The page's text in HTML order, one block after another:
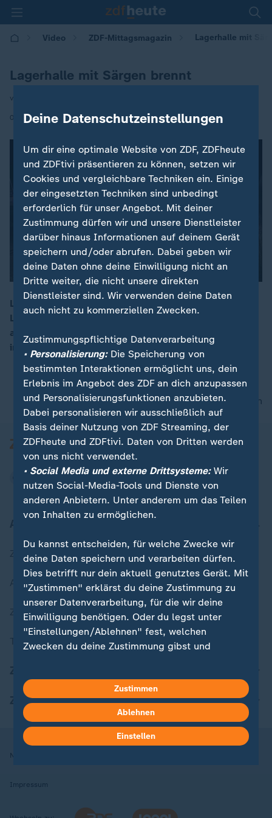
Video ZDF-Mittagsmagazin Lagerhalle mit
Lagerhalle mit Särgen brennt
von Jasmin Astaki-Bardeh
01.07.2026 | 12:00
Lichtenfels, Oberfranken: In der Nacht ist eine
Lagerhalle mit Särgen und Trauerbedarf völlig
ausgebrannt. 250 Einsatzkräfte und Löschroboter sind
im Einsatz – Der Schaden geht in die Millionen.
nach oben
Zuletzt veröffentlicht
Aktuelle Sendungs-Videos
ZDFheute Stories
Themen im Überblick
ZDFheute Apps
Nutzungsbedingungen
Impressum
Deine Datenschutzeinstellungen
Um dir eine optimale Website von ZDF, ZDFheute
und ZDFtivi präsentieren zu können, setzen wir
Cookies und vergleichbare Techniken ein. Einige
der eingesetzten Techniken sind unbedingt
erforderlich für unser Angebot. Mit deiner
Zustimmung dürfen wir und unsere Dienstleister
darüber hinaus Informationen auf deinem Gerät
speichern und/oder abrufen. Dabei geben wir
deine Daten ohne deine Einwilligung nicht an
Dritte weiter, die nicht unsere direkten
Dienstleister sind. Wir verwenden deine Daten
auch nicht zu kommerziellen Zwecken.
Zustimmungspflichtige Datenverarbeitung
• Personalisierung:Die Speicherung von
bestimmten Interaktionen ermöglicht uns, dein
Erlebnis im Angebot des ZDF an dich anzupassen
und Personalisierungsfunktionen anzubieten.
Dabei personalisieren wir ausschließlich auf
Basis deiner Nutzung von ZDF Streaming, der
ZDFheute und ZDFtivi. Daten von Dritten werden
von uns nicht verwendet.
• Social Media und externe Drittsysteme:Wir
nutzen Social-Media-Tools und Dienste von
anderen Anbietern. Unter anderem um das Teilen
von Inhalten zu ermöglichen.
Du kannst entscheiden, für welche Zwecke wir
deine Daten speichern und verarbeiten dürfen.
Dies betrifft nur dein aktuell genutztes Gerät. Mit
"Zustimmen" erklärst du deine Zustimmung zu
unserer Datenverarbeitung, für die wir deine
Einwilligung benötigen. Oder du legst unter
"Einstellungen/Ablehnen" fest, welchen
Zwecken du deine Zustimmung gibst und
in deinen Einstellungen widerrufen oder ändern.
Hier findest du das Impressum.
Weitere Informationen findest du in unserer
Datenschutzerklärung.
Zustimmen
Ablehnen
Einstellen